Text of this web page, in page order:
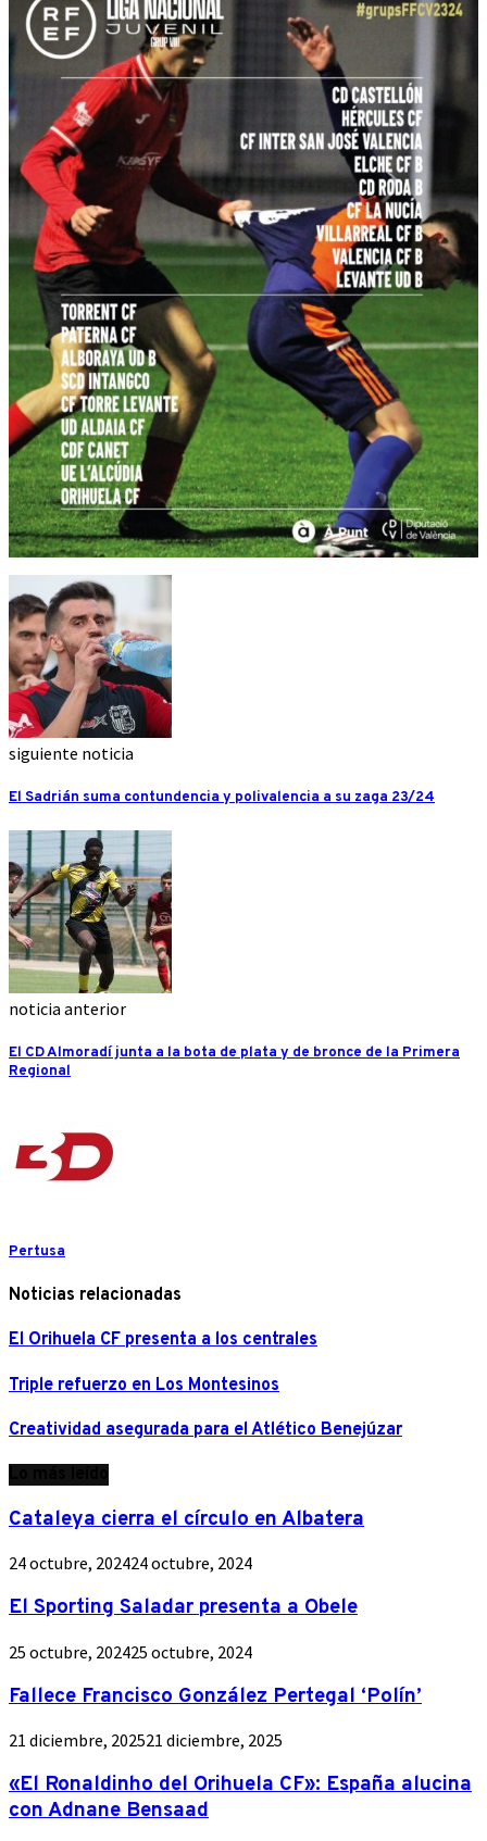
siguiente noticia
El Sadrián suma contundencia y polivalencia a su zaga 23/24
noticia anterior
El CD Almoradí junta a la bota de plata y de bronce de la Primera
Regional
Pertusa
Noticias relacionadas
El Orihuela CF presenta a los centrales
Triple refuerzo en Los Montesinos
Creatividad asegurada para el Atlético Benejúzar
Cataleya cierra el círculo en Albatera
24 octubre, 202424 octubre, 2024
El Sporting Saladar presenta a Obele
25 octubre, 202425 octubre, 2024
Fallece Francisco González Pertegal ‘Polín’
21 diciembre, 202521 diciembre, 2025
«El Ronaldinho del Orihuela CF»: España alucina
con Adnane Bensaad